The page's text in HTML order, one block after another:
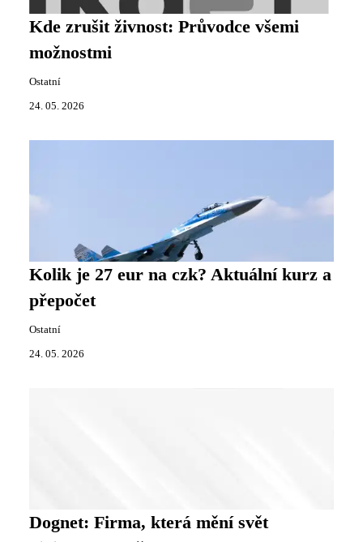
Kde zrušit živnost: Průvodce všemi
možnostmi
Ostatní
24. 05. 2026
Kolik je 27 eur na czk? Aktuální kurz a
přepočet
Ostatní
24. 05. 2026
Dognet: Firma, která mění svět